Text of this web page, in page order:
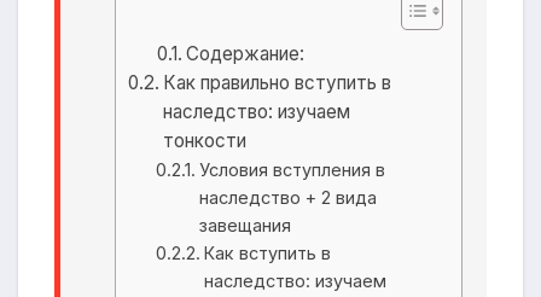
Содержание:
Как правильно вступить в
наследство: изучаем
тонкости
Условия вступления в
наследство + 2 вида
завещания
Как вступить в
наследство: изучаем